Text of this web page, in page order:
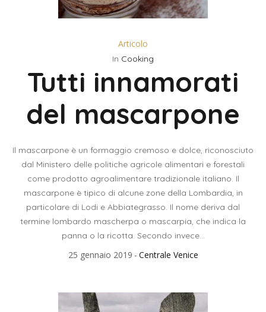
Articolo
In Cooking
Tutti innamorati
del mascarpone
Il mascarpone è un formaggio cremoso e dolce, riconosciuto
dal Ministero delle politiche agricole alimentari e forestali
come prodotto agroalimentare tradizionale italiano. Il
mascarpone è tipico di alcune zone della Lombardia, in
particolare di Lodi e Abbiategrasso. Il nome deriva dal
termine lombardo mascherpa o mascarpia, che indica la
panna o la ricotta. Secondo invece...
25 gennaio 2019 Centrale Venice